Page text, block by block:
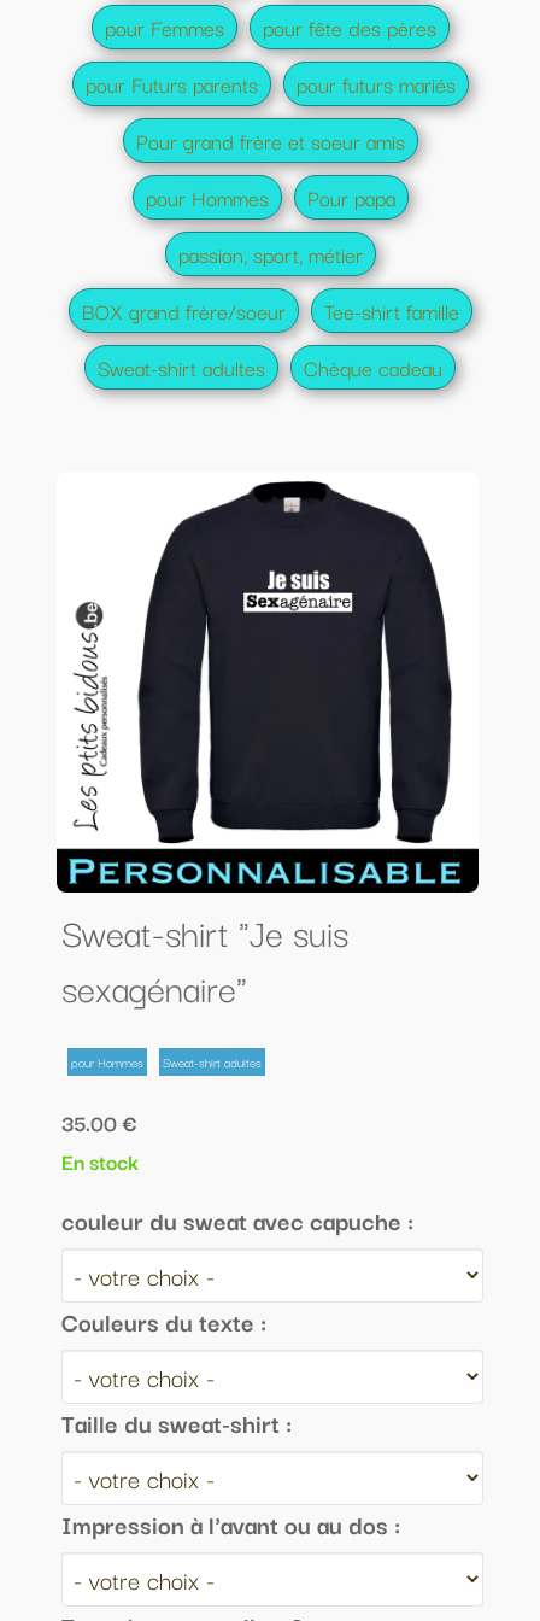
pour Femmes
pour fête des pères
pour Futurs parents
pour futurs mariés
Pour grand frère et soeur amis
pour Hommes
Pour papa
passion, sport, métier
BOX grand frère/soeur
Tee-shirt famille
Sweat-shirt adultes
Chèque cadeau
Sweat-shirt "Je suis
sexagénaire"
pour Hommes Sweat-shirt adultes
35.00 €
En stock
couleur du sweat avec capuche :
Couleurs du texte :
Taille du sweat-shirt :
Impression à l'avant ou au dos :